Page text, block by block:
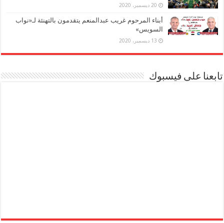
20 ديسمبر، 2020
أبناء المرحوم غريب عبدالمنعم يتقدمون بالتهنئة لـ«نواب
السويس»
13 ديسمبر، 2020
تابعنا على فيسبوك